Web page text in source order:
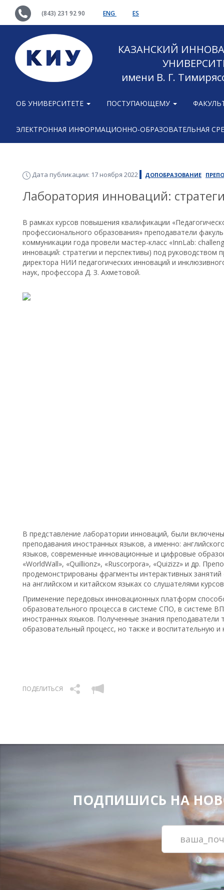
(843) 231 92 90 ENG ES
КАЗАНСКИЙ
имени В. Г.
ОБ УНИВЕРСИТЕТЕ ПОСТУПАЮЩЕМУ
ЭЛЕКТРОННАЯ ИНФОРМАЦИОННО-ОБРАЗОВАТЕЛЬНАЯ
Дата публикации: 17 ноября 2022 ДОПОБРАЗОВАНИЕ
Лаборатория инноваций:
В рамках курсов повышения квалификации
профессионального образования» преподаватели
коммуникации года провели мастер-класс «InnLab:
инноваций: стратегии и перспективы) под
директора НИИ педагогических инноваций и
наук, профессора Д. З. Ахметовой.
В представление лаборатории инноваций, были
преподавания иностранных языков, а именно:
языков, современные инновационные и цифровые
«WorldWall», «Quillionz», «Ruscorpora», «Quizizz» и др.
продемонстрированы фрагменты интерактивных
на английском и китайском языках со слушателями
Применение передовых инновационных платформ
образовательного процесса в системе СПО, в системе
иностранных яхыков. Полученные знания преподаватели
образовательный процесс, но также и воспитательную и
ПОДЕЛИТЬСЯ
ПОДПИШИСЬ НА